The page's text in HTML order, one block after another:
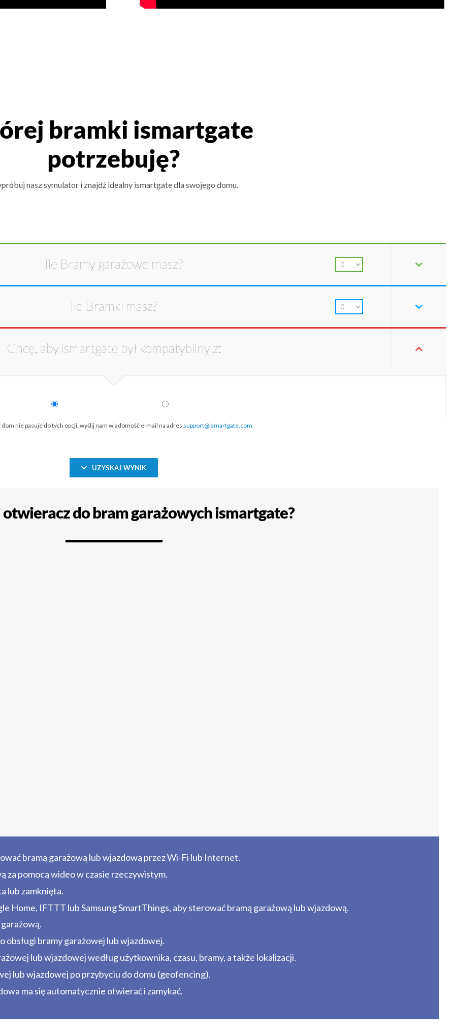
bramki ismartgate
potrzebuję?
nasz symulator i znajdź idealny ismartgate dla swojego domu.
Ile Bramy garażowe masz?
Ile Bramki masz?
Chcę, aby ismartgate był kompatybilny z:
dom nie pasuje do tych opcji, wyślij nam wiadomość e-mail na adres support@ismartgate.com
UZYSKAJ WYNIK
do bram garażowych ismartgate?
bramą garażową lub wjazdową przez Wi-Fi lub Internet.
za pomocą wideo w czasie rzeczywistym.
lub zamknięta.
Home, IFTTT lub Samsung SmartThings, aby sterować bramą garażową lub wjazdową.
obsługi bramy garażowej lub wjazdowej.
lub wjazdowej według użytkownika, czasu, bramy, a także lokalizacji.
lub wjazdowej po przybyciu do domu (geofencing).
ma się automatycznie otwierać i zamykać.